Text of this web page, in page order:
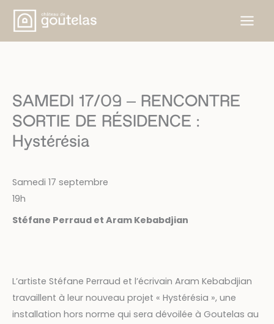
Aller
contenu
SAMEDI 17/09 – RENCONTRE
SORTIE DE RÉSIDENCE :
Hystérésia
Samedi 17 septembre
19h
Stéfane Perraud et Aram Kebabdjian
L’artiste Stéfane Perraud et l’écrivain Aram Kebabdjian
travaillent à leur nouveau projet « Hystérésia », une
installation hors norme qui sera dévoilée à Goutelas au